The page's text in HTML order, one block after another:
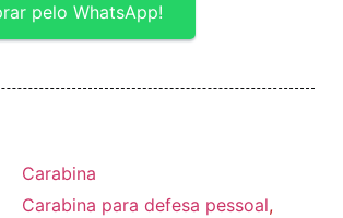
pelo WhatsApp!
Carabina
Carabina para defesa pessoal,